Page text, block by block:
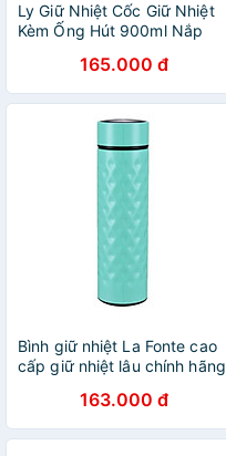
Ly Giữ Nhiệt Cốc Giữ Nhiệt
Kèm Ống Hút 900ml Nắp
Nhiệt 900ml165.000 đ
Bình giữ nhiệt La Fonte cao
cấp giữ nhiệt lâu chính hãng
163.000 đ